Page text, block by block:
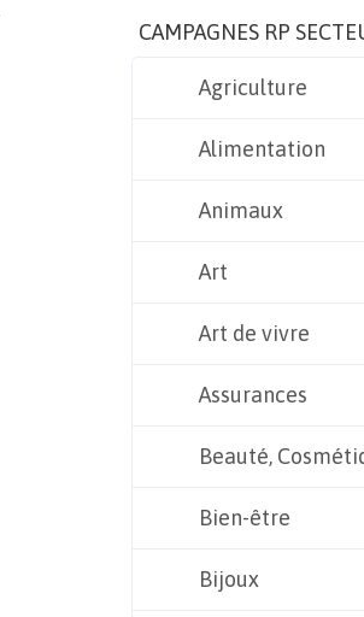
CAMPAGNES RP
Agriculture
Alimentation
Animaux
Art
Art de vivre
Assurances
Beauté,
Bien-être
Bijoux